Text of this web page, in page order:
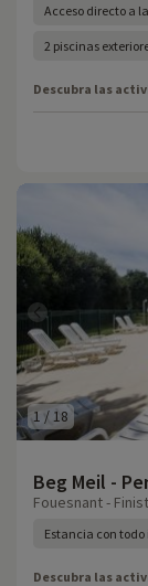
Acceso directo a
2 piscinas
Descubra las
1 /18
Beg Meil -
Fouesnant -
Estancia con
Descubra las